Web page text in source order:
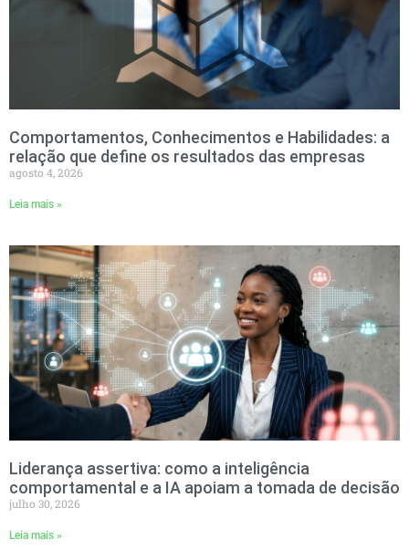
Comportamentos, Conhecimentos e Habilidades: a
relação que define os resultados das empresas
agosto 4, 2026
Leia mais »
Liderança assertiva: como a inteligência
comportamental e a IA apoiam a tomada de decisão
julho 30, 2026
Leia mais »